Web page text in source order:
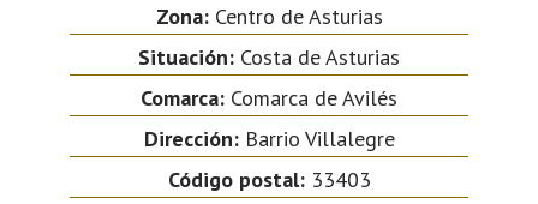
Zona:Centro de Asturias
Situación: Costa de Asturias
Comarca: Comarca de Avilés
Dirección:Barrio Villalegre
Código postal:33403